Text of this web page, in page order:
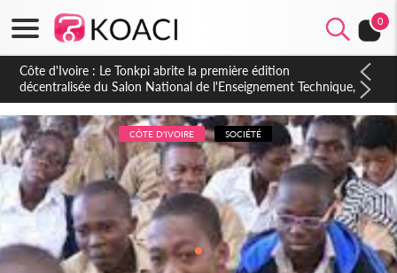
0
Côte d'Ivoire : PPA-CI, Gbagbo délègue une partie de ses
prérogatives de président à 05 cadres, vers sa retraite
politique ?
CÔTE D'IVOIRE SOCIÉTÉ